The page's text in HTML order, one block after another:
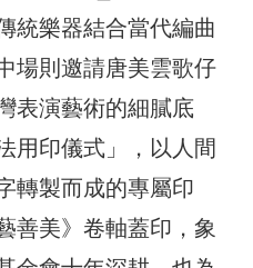
統樂器結合當代編曲
場則邀請唐美雲歌仔
表演藝術的細膩底
用印儀式」，以人間
轉製而成的專屬印
善美》卷軸蓋印，象